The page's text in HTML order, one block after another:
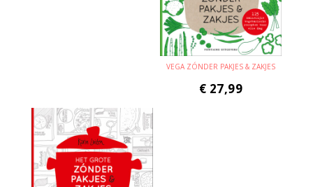
VEGA ZÓNDER PAKJES & ZAKJES
€ 27,99